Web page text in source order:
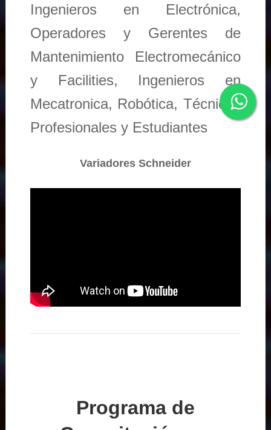
Ingenieros en Electrónica,
Operadores y Gerentes de
Mantenimiento Electromecánico
y Facilities, Ingenieros en
Mecatronica, Robótica, Técnicos
Profesionales y Estudiantes
Variadores Schneider
Programa de